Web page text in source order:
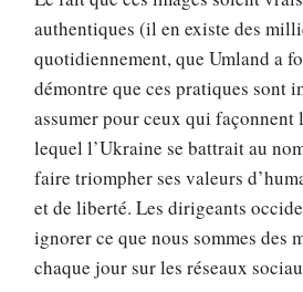
authentiques (il en existe des
quotidiennement, que Umland a
démontre que ces pratiques sont
assumer pour ceux qui façonnent
lequel l’Ukraine se battrait au
faire triompher ses valeurs
et de liberté. Les dirigeants
ignorer ce que nous sommes des
chaque jour sur les réseaux